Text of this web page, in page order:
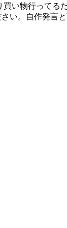
い物行ってるだ
い。自作発言と